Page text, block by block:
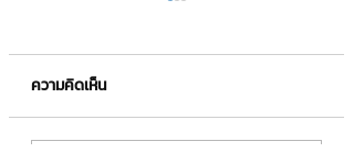
ความคิดเห็น